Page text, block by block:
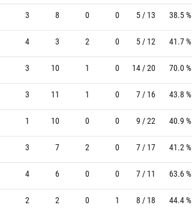
3 8 0 0 5 / 13 38.5 %
4 3 2 0 5 / 12 41.7 %
3 10 1 0 14 / 20 70.0 %
3 11 1 0 7 / 16 43.8 %
1 10 0 0 9 / 22 40.9 %
3 7 2 0 7 / 17 41.2 %
4 6 0 0 7 / 11 63.6 %
2 2 0 1 8 / 18 44.4 %